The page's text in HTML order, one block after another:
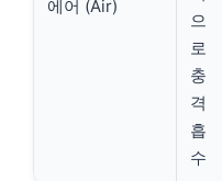
에어 (Air)
으
로
충
격
흡
수